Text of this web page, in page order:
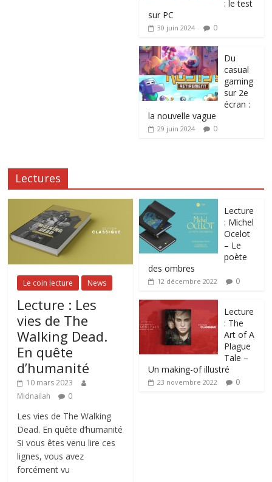
: le test
sur PC
30 juin 2024 0
Du
casual
gaming
sur 2e
écran :
la nouvelle vague
29 juin 2024 0
Lectures
Le coin lecture News
Lecture : Les
vies de The
Walking Dead.
En quête
d’humanité
10 mars 2023
Midnailah
0
Les vies de The Walking
Dead. En quête d’humanité
Si vous êtes venu lire ces
lignes, vous avez
forcément vu
Lecture
: Michel
Ocelot
– Le
poète
des ombres
12 décembre 2022 0
Lecture
: The
Art of A
Plague
Tale –
Un making-of illustré
23 novembre 2022 0